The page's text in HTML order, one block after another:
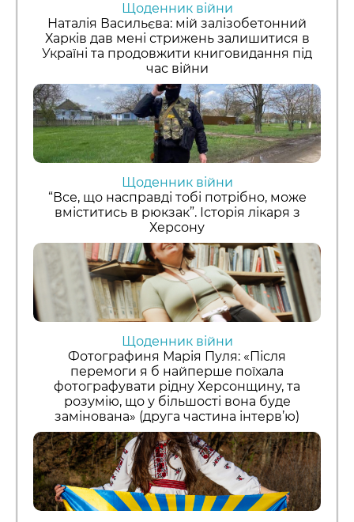
Щоденник війни
Наталія Васильєва: мій залізобетонний
Харків дав мені стрижень залишитися в
Україні та продовжити книговидання під
час війни
Щоденник війни
“Все, що насправді тобі потрібно, може
вміститись в рюкзак”. Історія лікаря з
Херсону
Щоденник війни
Фотографиня Марія Пуля: «Після
перемоги я б найперше поїхала
фотографувати рідну Херсонщину, та
розумію, що у більшості вона буде
замінована» (друга частина інтерв’ю)